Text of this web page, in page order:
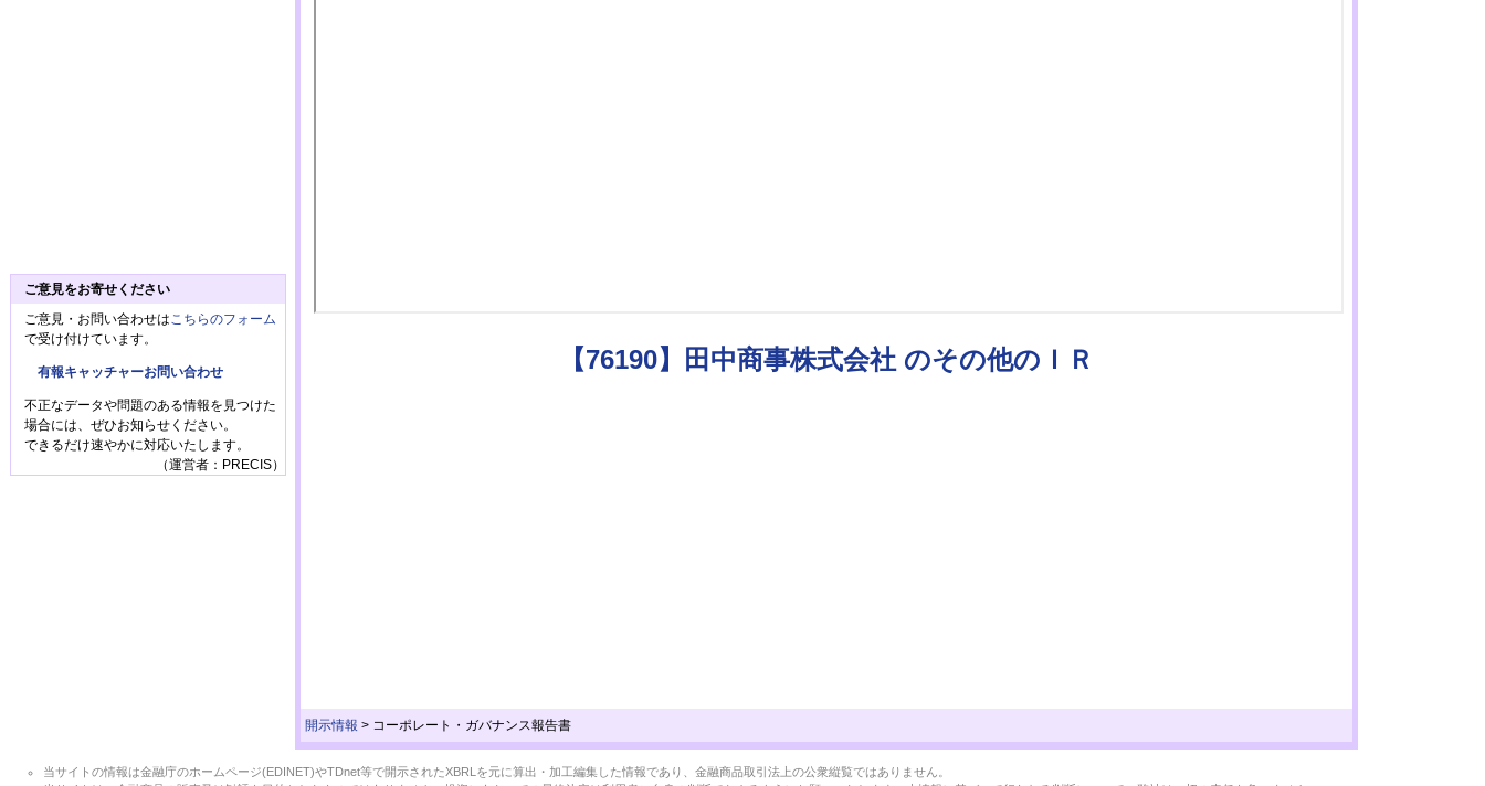
【76190】田中商事株式会社 のその他のＩＲ
開示情報 > コーポレート・ガバナンス報告書
ご意見をお寄せください
ご意見・お問い合わせは こちらのフォーム
で受け付けています。
有報キャッチャーお問い合わせ
不正なデータや問題のある情報を見つけた
場合には、ぜひお知らせください。
できるだけ速やかに対応いたします。
（運営者：PRECIS）
当サイトの情報は金融庁のホームページ(EDINET)やTDnet等で開示されたXBRLを元に算出・加工編集した情報であり、金融商品取引法上の公衆縦覧ではありません。